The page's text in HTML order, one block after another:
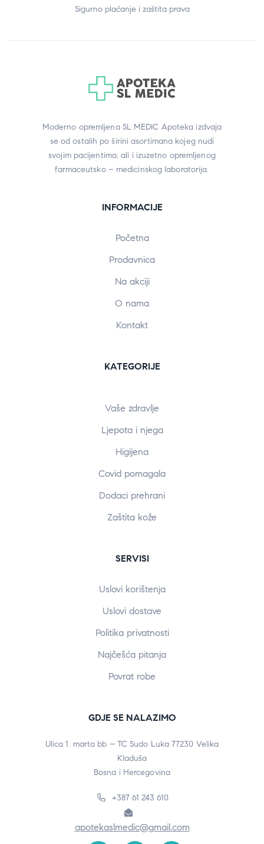
Sigurno plaćanje i zaštita prava
Moderno opremljena SL MEDIC Apoteka izdvaja
se od ostalih po širini asortimana kojeg nudi
svojim pacijentima, ali i izuzetno opremljenog
farmaceutsko – medicinskog laboratorija.
INFORMACIJE
Početna
Prodavnica
Na akciji
O nama
Kontakt
KATEGORIJE
Vaše zdravlje
Ljepota i njega
Higijena
Covid pomagala
Dodaci prehrani
Zaštita kože
SERVISI
Uslovi korištenja
Uslovi dostave
Politika privatnosti
Najčešća pitanja
Povrat robe
GDJE SE NALAZIMO
Ulica 1. marta bb – TC Sudo Luka 77230 Velika
Kladuša
Bosna i Hercegovina
+387 61 243 610
apotekaslmedic@gmail.com